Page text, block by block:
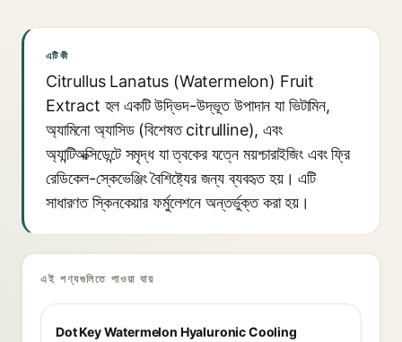
এটি কী
Citrullus Lanatus (Watermelon) Fruit
Extract হল একটি উদ্ভিদ-উদ্ভূত উপাদান যা ভিটামিন,
অ্যামিনো অ্যাসিড (বিশেষত citrulline), এবং
অ্যান্টিঅক্সিডেন্টে সমৃদ্ধ যা ত্বকের যত্নে ময়শ্চারাইজিং এবং ফ্রি
রেডিকেল-স্কেভেঞ্জিং বৈশিষ্ট্যের জন্য ব্যবহৃত হয়। এটি
সাধারণত স্কিনকেয়ার ফর্মুলেশনে অন্তর্ভুক্ত করা হয়।
এই পণ্যগুলিতে পাওয়া যায়
Dot Key Watermelon Hyaluronic Cooling